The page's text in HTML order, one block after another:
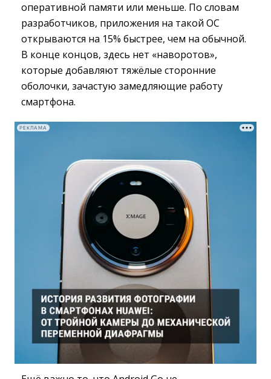
оперативной памяти или меньше. По словам
разработчиков, приложения на такой ОС
открываются на 15% быстрее, чем на обычной.
В конце концов, здесь нет «наворотов»,
которые добавляют тяжёлые сторонние
оболочки, зачастую замедляющие работу
смартфона.
РЕКЛАМА